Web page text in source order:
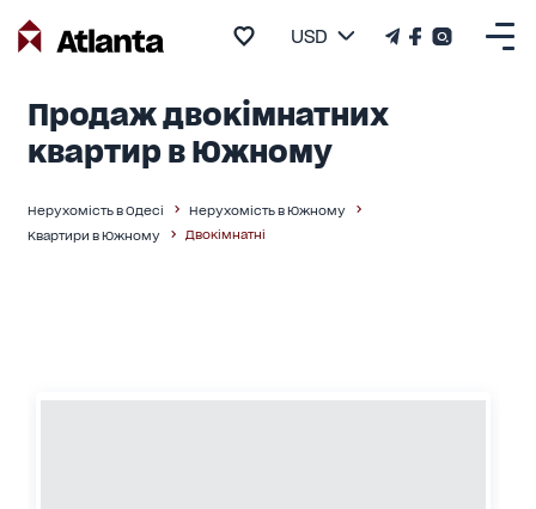
USD
Продаж двокімнатних
квартир в Южному
Нерухомість в Одесі
Нерухомість в Южному
Квартири в Южному
Двокімнатні